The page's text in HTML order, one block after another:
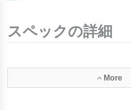
スペックの詳細
More